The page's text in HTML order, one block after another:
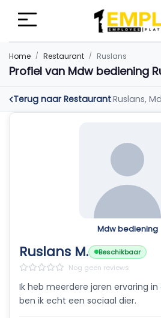
Home Restaurant Ruslans
Profiel van Mdw bediening
Terug naar Restaurant|Ruslans,
Mdw bediening
Ruslans M.
Beschikbaar
Nog geen reviews
Ik heb meerdere jaren ervaring
ben ik echt een sociaal dier.